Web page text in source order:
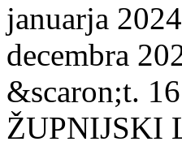
januarja
decembra
&scaron;t.
ŽUPNIJSKI